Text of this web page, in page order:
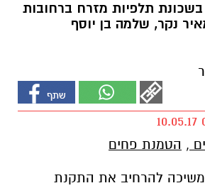
תלפיות מזרח ברחובות
נקר, שלמה בן יוסף
, הטמנת פחים
ממשיכה להרחיב את התקנת